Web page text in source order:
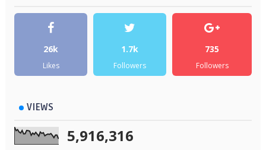
26k
Likes
1.7k
Followers
735
Followers
VIEWS
5,916,316